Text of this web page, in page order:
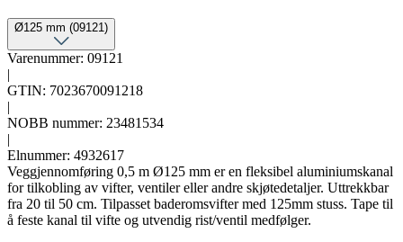
Ø125 mm (09121)
Varenummer: 09121
|
GTIN: 7023670091218
|
NOBB nummer: 23481534
|
Elnummer: 4932617
Veggjennomføring 0,5 m Ø125 mm er en fleksibel aluminiumskanal
for tilkobling av vifter, ventiler eller andre skjøtedetaljer. Uttrekkbar
fra 20 til 50 cm. Tilpasset baderomsvifter med 125mm stuss. Tape til
å feste kanal til vifte og utvendig rist/ventil medfølger.